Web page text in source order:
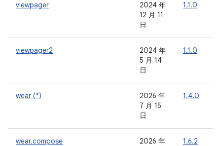
viewpager
2024 年
12 月 11
日
1.1.0
viewpager2
2024 年
5 月 14
日
1.1.0
wear (*)
2026 年
7 月 15
日
1.4.0
wear.compose
2026 年
1.6.2